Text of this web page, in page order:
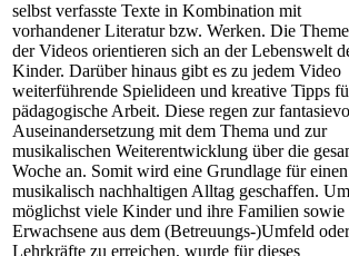
selbst verfasste Texte in Kombination mit
vorhandener Literatur bzw. Werken. Die
der Videos orientieren sich an der Lebenswelt
Kinder. Darüber hinaus gibt es zu jedem Video
weiterführende Spielideen und kreative Tipps
pädagogische Arbeit. Diese regen zur
Auseinandersetzung mit dem Thema und zur
musikalischen Weiterentwicklung über die
Woche an. Somit wird eine Grundlage für einen
musikalisch nachhaltigen Alltag geschaffen. Um
möglichst viele Kinder und ihre Familien sowie
Erwachsene aus dem (Betreuungs-)Umfeld oder
Lehrkräfte zu erreichen, wurde für dieses